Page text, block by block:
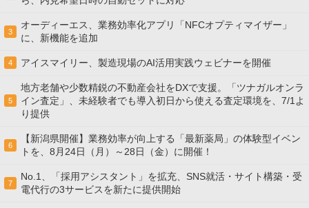
3
オーディーエス、業務効率化アプリ「NFCオプティマイザー」
に、新機能を追加
4 アイスマイリー、製造現場のAI活用実践ウェビナーを開催
5
地方老舗や少数精鋭の不動産会社をDXで支援。「ツナガルオンラ
イン査定」、未経験者でも導入初日から使える査定環境を、7/1よ
り提供
6
【新潟県開催】業務効率が向上する「最新薬局」の体験型イベン
トを、8月24日（月）～28日（金）に開催！
7
No.1、「採用アシスタント」を拡充、SNS就活・サイト構築・受
電代行の3サービスを新たに提供開始